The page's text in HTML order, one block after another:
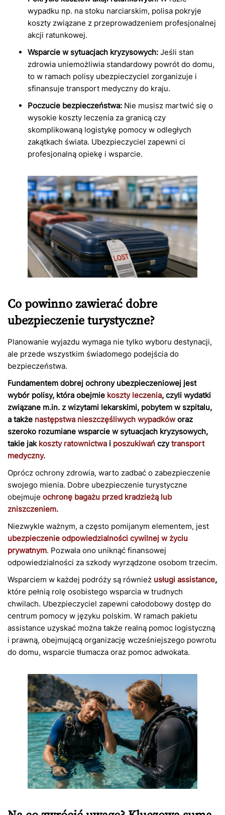
wypadku np. na stoku narciarskim, polisa pokryje
koszty związane z przeprowadzeniem profesjonalnej
akcji ratunkowej.
Wsparcie w sytuacjach kryzysowych: Jeśli stan
zdrowia uniemożliwia standardowy powrót do domu,
to w ramach polisy ubezpieczyciel zorganizuje i
sfinansuje transport medyczny do kraju.
Poczucie bezpieczeństwa: Nie musisz martwić się o
wysokie koszty leczenia za granicą czy
skomplikowaną logistykę pomocy w odległych
zakątkach świata. Ubezpieczyciel zapewni ci
profesjonalną opiekę i wsparcie.
Co powinno zawierać dobre
ubezpieczenie turystyczne?
Planowanie wyjazdu wymaga nie tylko wyboru destynacji,
ale przede wszystkim świadomego podejścia do
bezpieczeństwa.
Fundamentem dobrej ochrony ubezpieczeniowej jest
wybór polisy, która obejmie koszty leczenia, czyli wydatki
związane m.in. z wizytami lekarskimi, pobytem w szpitalu,
a także następstwa nieszczęśliwych wypadkóworaz
szeroko rozumiane wsparcie w sytuacjach kryzysowych,
takie jak koszty ratownictwa i poszukiwań czytransport
medyczny.
Oprócz ochrony zdrowia, warto zadbać o zabezpieczenie
swojego mienia. Dobre ubezpieczenie turystyczne
obejmuje ochronę bagażu przed kradzieżą lub
zniszczeniem.
Niezwykle ważnym, a często pomijanym elementem, jest
ubezpieczenie odpowiedzialności cywilnej w życiu
prywatnym. Pozwala ono uniknąć finansowej
odpowiedzialności za szkody wyrządzone osobom trzecim.
Wsparciem w każdej podróży są również usługi assistance,
które pełnią rolę osobistego wsparcia w trudnych
chwilach. Ubezpieczyciel zapewni całodobowy dostęp do
centrum pomocy w języku polskim. W ramach pakietu
assistance uzyskać można także realną pomoc logistyczną
i prawną, obejmującą organizację wcześniejszego powrotu
do domu, wsparcie tłumacza oraz pomoc adwokata.